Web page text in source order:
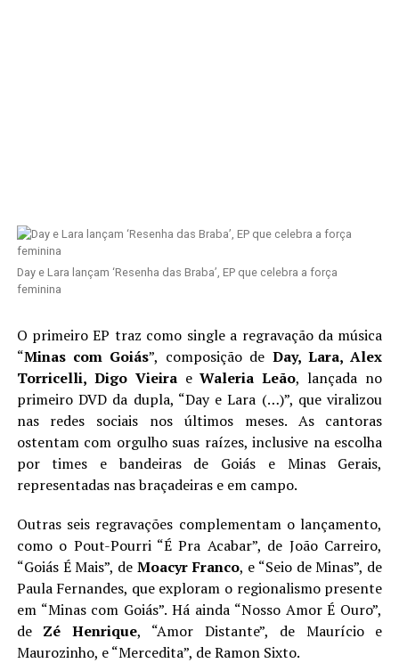
Day e Lara lançam ‘Resenha das Braba’, EP que celebra a força
feminina
O primeiro EP traz como single a regravação da música
“Minas com Goiás”, composição de Day, Lara, Alex
Torricelli, Digo VieiraeWaleria Leão, lançada no
primeiro DVD da dupla, “Day e Lara (…)”, que viralizou
nas redes sociais nos últimos meses. As cantoras
ostentam com orgulho suas raízes, inclusive na escolha
por times e bandeiras de Goiás e Minas Gerais,
representadas nas braçadeiras e em campo.
Outras seis regravações complementam o lançamento,
como o Pout-Pourri “É Pra Acabar”, de João Carreiro,
“Goiás É Mais”, deMoacyr Franco, e “Seio de Minas”, de
Paula Fernandes, que exploram o regionalismo presente
em “Minas com Goiás”. Há ainda “Nosso Amor É Ouro”,
de Zé Henrique, “Amor Distante”, de Maurício e
Maurozinho, e “Mercedita”, de Ramon Sixto.